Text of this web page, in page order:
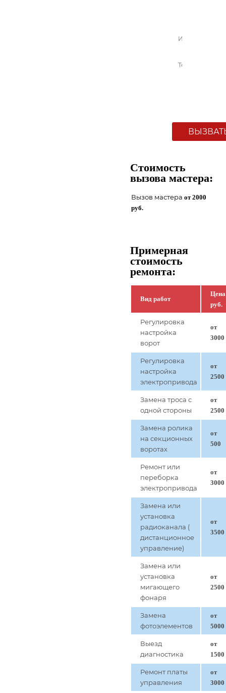
Стоимость
вызова мастера:
Вызов мастера от 2000
руб.
Примерная
стоимость
ремонта:
Вид работ
Цена
руб.
Регулировка
настройка
ворот
от
3000
Регулировка
настройка
электропривода
от
2500
Замена троса с
одной стороны
от
2500
Замена ролика
на секционных
воротах
от
500
Ремонт или
переборка
электропривода
от
3000
Замена или
установка
радиоканала (
дистанционное
управление)
от
3500
Замена или
установка
мигающего
фонаря
от
2500
Замена
фотоэлементов
от
5000
Выезд
диагностика
от
1500
Ремонт платы
управления
от
3000